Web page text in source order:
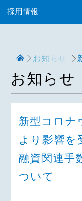
採用情報
お知らせ
お知らせ
新型コロナ
より影響を
融資関連手
ついて